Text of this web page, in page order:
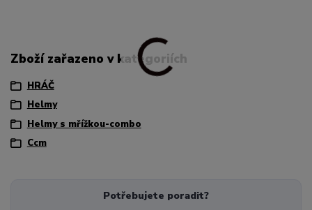
Zboží zařazeno v kategoriích
HRÁČ
Helmy
Helmy s mřížkou-combo
Ccm
Potřebujete poradit?